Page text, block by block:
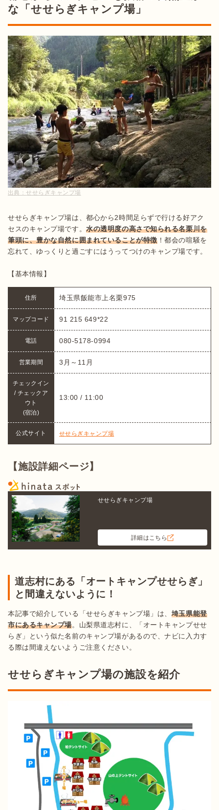
な「せせらぎキャンプ場」
出典：せせらぎキャンプ場
せせらぎキャンプ場は、都心から2時間足らずで行ける好アク
セスのキャンプ場です。水の透明度の高さで知られる名栗川を
筆頭に、豊かな自然に囲まれていることが特徴！都会の喧騒を
忘れて、ゆっくりと過ごすにはうってつけのキャンプ場です。
【基本情報】
住所 埼玉県飯能市上名栗975
マップコード 91 215 649*22
電話 080-5178-0994
営業期間 3月～11月
チェックイン
/ チェックア
ウト
(宿泊)
13:00 / 11:00
公式サイト せせらぎキャンプ場
【施設詳細ページ】
せせらぎキャンプ場
詳細はこちら
道志村にある「オートキャンプせせらぎ」
と間違えないように！
本記事で紹介している「せせらぎキャンプ場」は、 埼玉県能登
市にあるキャンプ場。山梨県道志村に、「オートキャンプせせ
らぎ」という似た名前のキャンプ場があるので、ナビに入力す
る際は間違えないようご注意ください。
せせらぎキャンプ場の施設を紹介